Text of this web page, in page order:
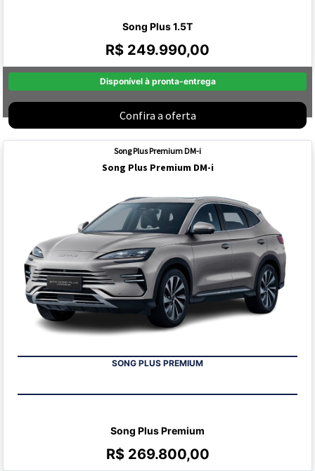
Song Plus 1.5T
R$ 249.990,00
Disponível à pronta-entrega
Confira a oferta
Song Plus Premium DM-i
Song Plus Premium DM-i
SONG PLUS PREMIUM
Song Plus Premium
R$ 269.800,00